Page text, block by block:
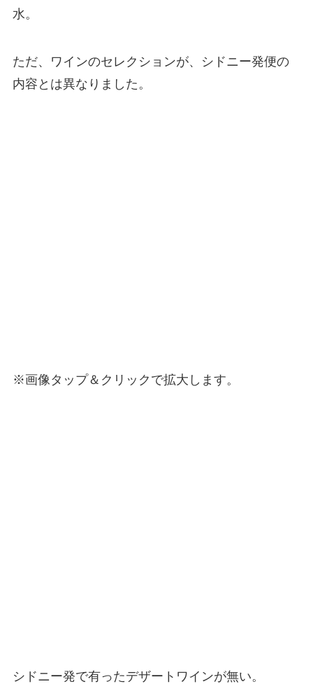
水。
ただ、ワインのセレクションが、シドニー発便の
内容とは異なりました。
※画像タップ＆クリックで拡大します。
シドニー発で有ったデザートワインが無い。